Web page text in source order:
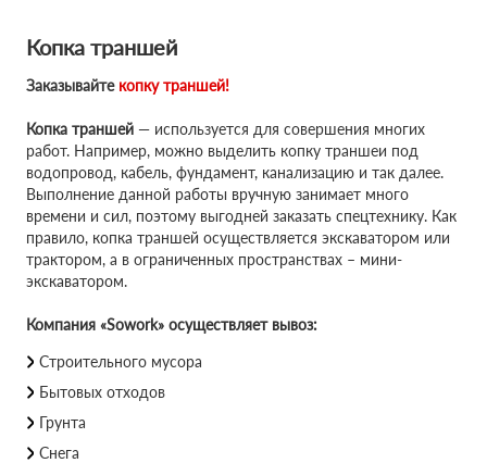
Копка траншей
Заказывайте копку траншей!
Копка траншей — используется для совершения многих
работ. Например, можно выделить копку траншеи под
водопровод, кабель, фундамент, канализацию и так далее.
Выполнение данной работы вручную занимает много
времени и сил, поэтому выгодней заказать спецтехнику. Как
правило, копка траншей осуществляется экскаватором или
трактором, а в ограниченных пространствах – мини-
экскаватором.
Компания «Sowork» осуществляет вывоз:
Строительного мусора
Бытовых отходов
Грунта
Снега